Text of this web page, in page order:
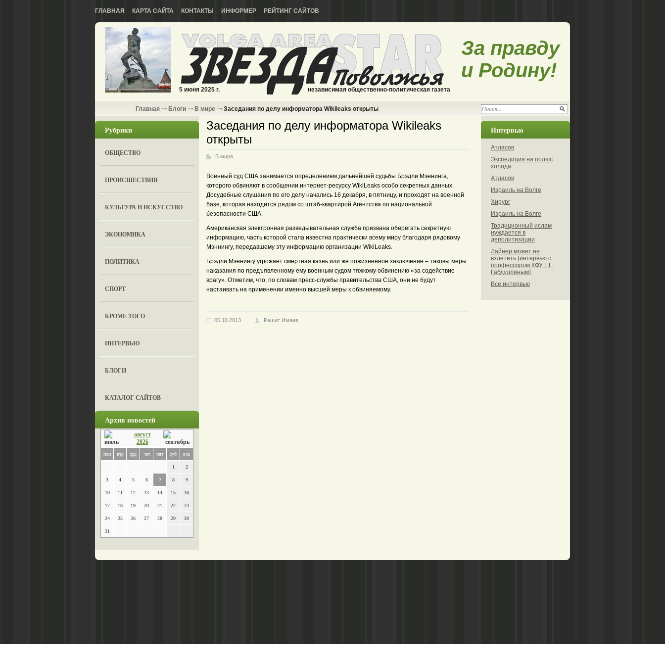
ГЛАВНАЯ КАРТА САЙТА КОНТАКТЫ ИНФОРМЕР РЕЙТИНГ САЙТОВ
5 июня 2025 г. независимая общественно-политическая газета
За правду
и Родину!
Главная Блоги В мире Заседания по делу информатора Wikileaks открыты
Рубрики
ОБЩЕСТВО
ПРОИСШЕСТВИЯ
КУЛЬТУРА И ИСКУССТВО
ЭКОНОМИКА
ПОЛИТИКА
СПОРТ
КРОМЕ ТОГО
ИНТЕРВЬЮ
БЛОГИ
КАТАЛОГ САЙТОВ
Архив новостей
август
2026
пон втр срд чет пят суб вск
1 2
3 4 5 6 7 8 9
10 11 12 13 14 15 16
17 18 19 20 21 22 23
24 25 26 27 28 29 30
31
Заседания по делу информатора Wikileaks
открыты
В мире
Военный суд США занимается определением дальнейшей судьбы Брэдли Мэннинга,
которого обвиняют в сообщении интернет-ресурсу WikiLeaks особо секретных данных.
Досудебные слушания по его делу начались 16 декабря, в пятницу, и проходят на военной
базе, которая находится рядом со штаб-квартирой Агентства по национальной
безопасности США.
Американская электронная разведывательная служба призвана оберегать секретную
информацию, часть которой стала известна практически всему миру благодаря рядовому
Мэннингу, передавшему эту информацию организации WikiLeaks.
Брэдли Мэннингу угрожает смертная казнь или же пожизненное заключение – таковы меры
наказания по предъявленному ему военным судом тяжкому обвинению «за содействие
врагу». Отметим, что, по словам пресс-службы правительства США, они не будут
настаивать на применении именно высшей меры к обвиняемому.
05.10.2013 Рашит Имаев
Интервью
Атласов
Экспедиция на полюс
холода
Атласов
Израиль на Волге
Хирург
Израиль на Волге
Традиционный ислам
нуждается в
деполитизации
Лайнер может не
взлететь (интервью с
профессором КФУ Г.Г.
Габдуллиным)
Все интервью